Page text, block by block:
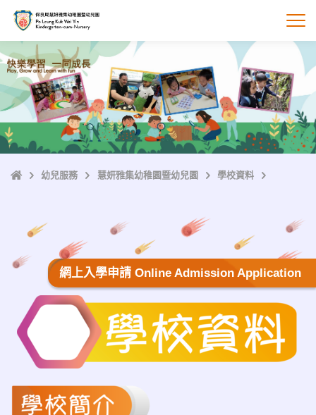
內
容
打
主
幼兒服務 慧妍雅集幼稚園暨幼兒園 學校資料
網上入學申請 Online Admission Application